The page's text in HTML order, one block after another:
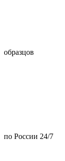
образцов
по России 24/7